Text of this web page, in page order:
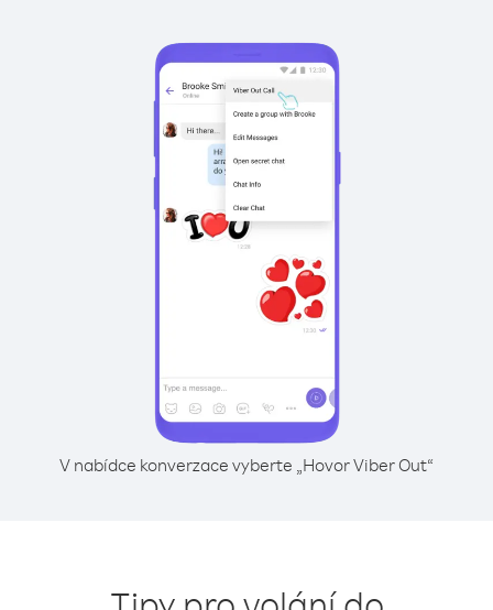
V nabídce konverzace vyberte „Hovor Viber Out“